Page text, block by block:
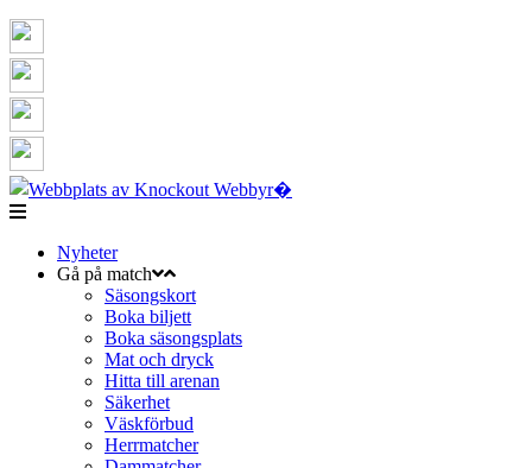
Nyheter
Gå på match
Säsongskort
Boka biljett
Boka säsongsplats
Mat och dryck
Hitta till arenan
Säkerhet
Väskförbud
Herrmatcher